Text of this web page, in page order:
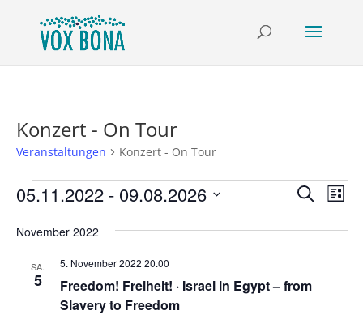
Konzert - On Tour
Veranstaltungen Konzert - On Tour
Veranstaltungen
und
SucheListe
05.11.2022 - 09.08.2026
wählen.
November 2022
SA.
5
Freedom! Freiheit! · Israel in Egypt – from
Slavery to Freedom
5. November 2022|20.00